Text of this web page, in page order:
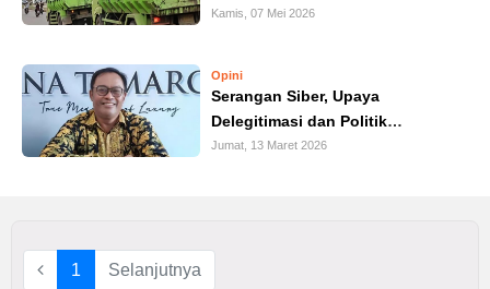
INFOGRAFIS
ADVERTORIAL
INDEKS
BERITA
Saing Investasi di Tengah Krisis
Kamis, 07 Mei 2026
Opini
Serangan Siber, Upaya
Delegitimasi dan Politik
Pembuktian Kinerja
Jumat, 13 Maret 2026
1 Selanjutnya